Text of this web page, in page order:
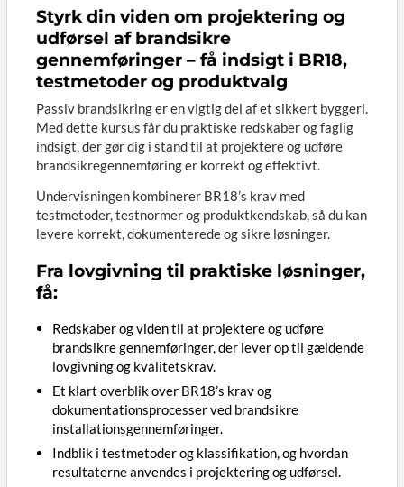
Styrk din viden om projektering og
udførsel af brandsikre
gennemføringer – få indsigt i BR18,
testmetoder og produktvalg
Passiv brandsikring er en vigtig del af et sikkert byggeri.
Med dette kursus får du praktiske redskaber og faglig
indsigt, der gør dig i stand til at projektere og udføre
brandsikregennemføring er korrekt og effektivt.
Undervisningen kombinerer BR18’s krav med
testmetoder, testnormer og produktkendskab, så du kan
levere korrekt, dokumenterede og sikre løsninger.
Fra lovgivning til praktiske løsninger,
få:
Redskaber og viden til at projektere og udføre
brandsikre gennemføringer, der lever op til gældende
lovgivning og kvalitetskrav.
Et klart overblik over BR18’s krav og
dokumentationsprocesser ved brandsikre
installationsgennemføringer.
Indblik i testmetoder og klassifikation, og hvordan
resultaterne anvendes i projektering og udførsel.